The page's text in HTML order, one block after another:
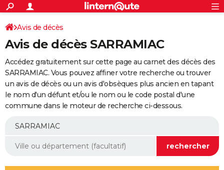
ACTUALITÉS
Politique
Société
Faits Divers
Education
Monde
Villes
+
SPORT
Coupe du monde 2026
Football
Tennis
Cyclisme
Rugby
Forum
Programme TV
TNT
Streaming
Cinéma
Sorties cinéma
Musique
+
FINANCE
Impôts
Immobilier
Risques naturels par ville
Banque
Assurance
Crédit
AUTO
Essais
Réserver un essai
Citadines
Berlines
SUV
Forum auto
+
Mobiles
Meilleur smartphone
Internet
Ordinateurs
Jeux vidéo
Guide high-tech
Aménagement intérieur
Avis de décès
Avis de décès SARRAMIAC
Accédez gratuitement sur cette page au carnet des décès des
SARRAMIAC. Vous pouvez affiner votre recherche ou trouver
un avis de décès ou un avis d'obsèques plus ancien en tapant
le nom d'un défunt et/ou le nom ou le code postal d'une
commune dans le moteur de recherche ci-dessous.